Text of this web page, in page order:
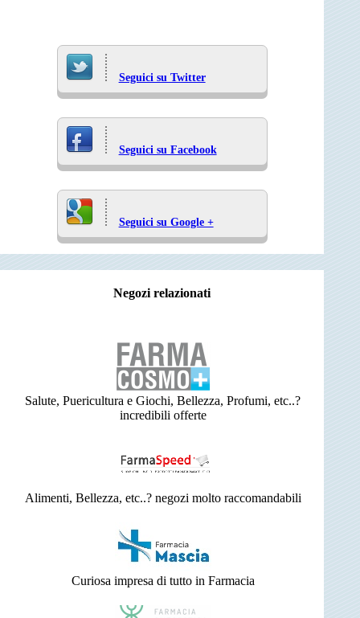
Seguici su Twitter
Seguici su Facebook
Seguici su Google +
Negozi relazionati
Salute, Puericultura e Giochi, Bellezza, Profumi, etc..?
incredibili offerte
Alimenti, Bellezza, etc..? negozi molto raccomandabili
Curiosa impresa di tutto in Farmacia